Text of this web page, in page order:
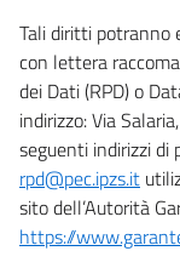
Tali diritti potranno
con lettera
dei Dati (RPD) o
indirizzo: Via
seguenti indirizzi di
rpd@pec.ipzs.it
sito dell’Autorità
https://